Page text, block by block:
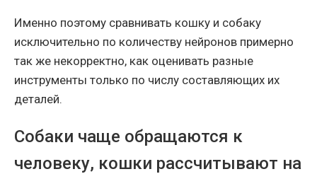
Именно поэтому сравнивать кошку и собаку
исключительно по количеству нейронов примерно
так же некорректно, как оценивать разные
инструменты только по числу составляющих их
деталей.
Собаки чаще обращаются к
человеку, кошки рассчитывают на